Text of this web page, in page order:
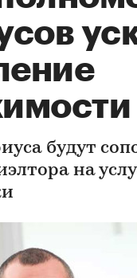
будут
на